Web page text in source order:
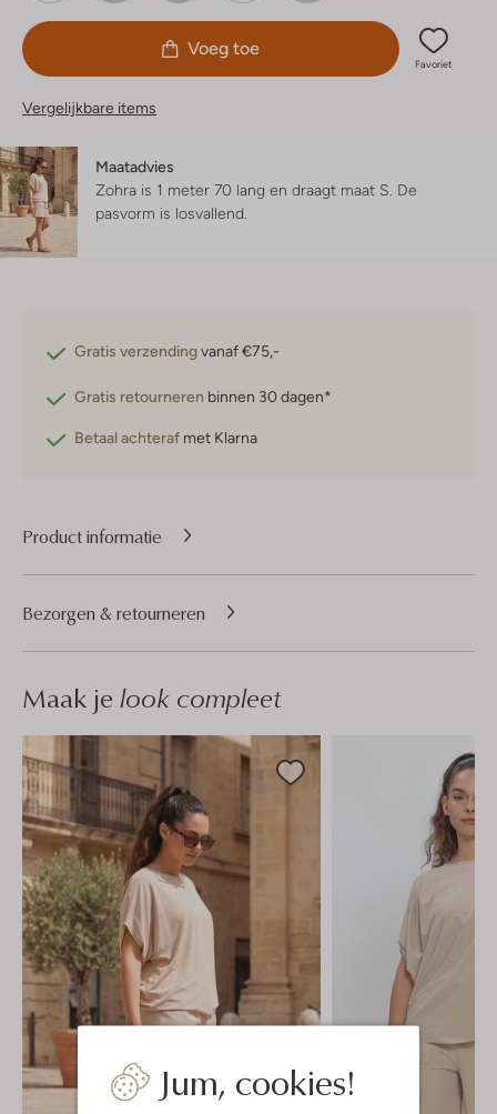
Jum, cookies!
Voeg toe
Favoriet
Vergelijkbare items
Maatadvies
Zohra is 1 meter 70 lang en draagt maat S. De
pasvorm is losvallend
Gratis verzendingvanaf €75,-
Gratis retourneren binnen 30 dagen*
Betaal achteraf met Klarna
Product informatie
Bezorgen & retourneren
Maak je look compleet